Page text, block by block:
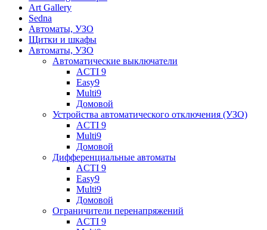
Art Gallery
Sedna
Автоматы, УЗО
Щитки и шкафы
Автоматы, УЗО
Автоматические выключатели
ACTI 9
Easy9
Multi9
Домовой
Устройства автоматического отключения (УЗО)
ACTI 9
Multi9
Домовой
Дифференциальные автоматы
ACTI 9
Easy9
Multi9
Домовой
Ограничители перенапряжений
ACTI 9